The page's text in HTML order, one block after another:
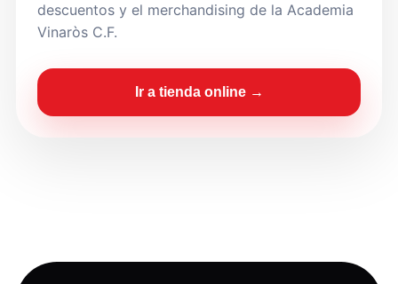
descuentos y el merchandising de la Academia
Vinaròs C.F.
Ir a tienda online →